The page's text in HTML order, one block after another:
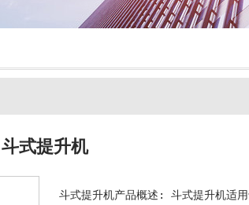
斗式提升机
斗式提升机产品概述: 斗式提升机适